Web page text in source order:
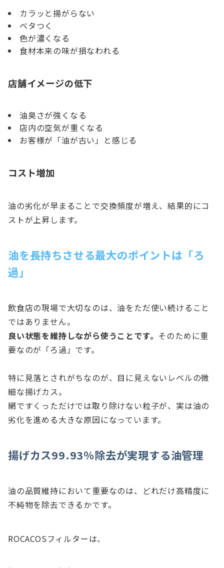
カラッと揚がらない
ベタつく
色が濃くなる
食材本来の味が損なわれる
店舗イメージの低下
油臭さが強くなる
店内の空気が重くなる
お客様が「油が古い」と感じる
コスト増加
油の劣化が早まることで交換頻度が増え、結果的にコ
ストが上昇します。
油を長持ちさせる最大のポイントは「ろ
過」
飲食店の現場で大切なのは、油をただ使い続けること
ではありません。
良い状態を維持しながら使うことです。 そのために重
要なのが「ろ過」です。
特に見落とされがちなのが、目に見えないレベルの微
細な揚げカス。
網ですくっただけでは取り除けない粒子が、実は油の
劣化を進める大きな原因になっています。
揚げカス99.93％除去が実現する油管理
油の品質維持において重要なのは、どれだけ高精度に
不純物を除去できるかです。
ROCACOSフィルターは、